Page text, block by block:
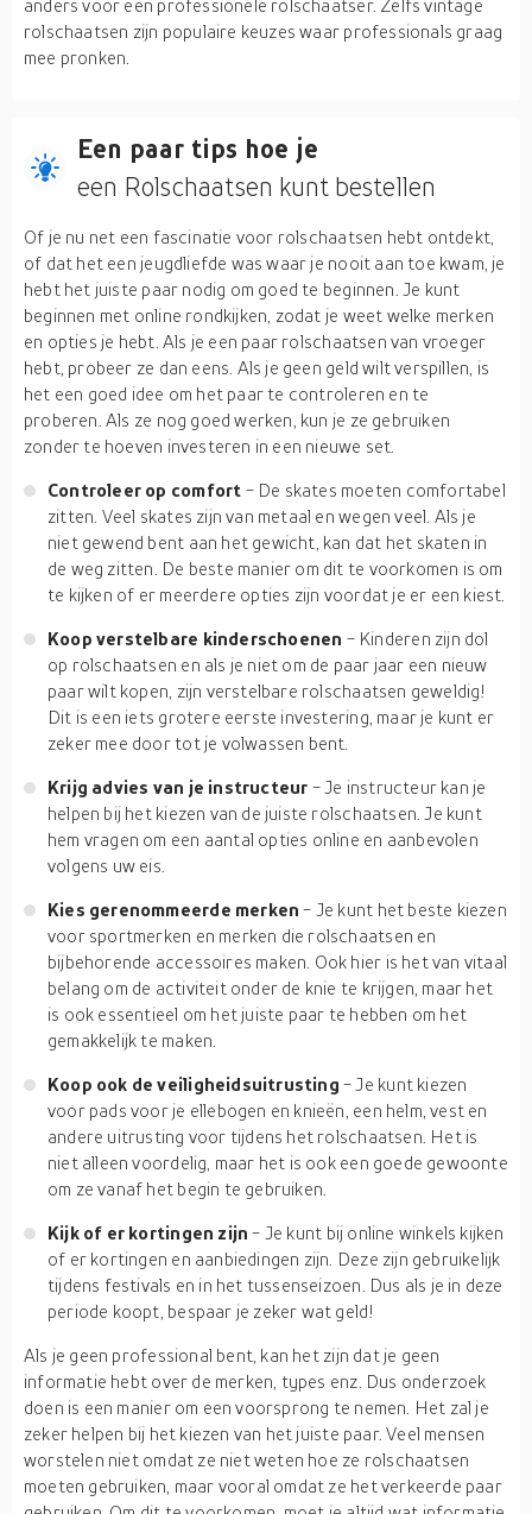
anders voor een professionele rolschaatser. Zelfs vintage
rolschaatsen zijn populaire keuzes waar professionals graag
mee pronken.
Een paar tips hoe je
een Rolschaatsen kunt bestellen
Of je nu net een fascinatie voor rolschaatsen hebt ontdekt,
of dat het een jeugdliefde was waar je nooit aan toe kwam, je
hebt het juiste paar nodig om goed te beginnen. Je kunt
beginnen met online rondkijken, zodat je weet welke merken
en opties je hebt. Als je een paar rolschaatsen van vroeger
hebt, probeer ze dan eens. Als je geen geld wilt verspillen, is
het een goed idee om het paar te controleren en te
proberen. Als ze nog goed werken, kun je ze gebruiken
zonder te hoeven investeren in een nieuwe set.
Controleer op comfort - De skates moeten comfortabel
zitten. Veel skates zijn van metaal en wegen veel. Als je
niet gewend bent aan het gewicht, kan dat het skaten in
de weg zitten. De beste manier om dit te voorkomen is om
te kijken of er meerdere opties zijn voordat je er een kiest.
Koop verstelbare kinderschoenen - Kinderen zijn dol
op rolschaatsen en als je niet om de paar jaar een nieuw
paar wilt kopen, zijn verstelbare rolschaatsen geweldig!
Dit is een iets grotere eerste investering, maar je kunt er
zeker mee door tot je volwassen bent.
Krijg advies van je instructeur - Je instructeur kan je
helpen bij het kiezen van de juiste rolschaatsen. Je kunt
hem vragen om een aantal opties online en aanbevolen
volgens uw eis.
Kies gerenommeerde merken- Je kunt het beste kiezen
voor sportmerken en merken die rolschaatsen en
bijbehorende accessoires maken. Ook hier is het van vitaal
belang om de activiteit onder de knie te krijgen, maar het
is ook essentieel om het juiste paar te hebben om het
gemakkelijk te maken.
Koop ook de veiligheidsuitrusting- Je kunt kiezen
voor pads voor je ellebogen en knieën, een helm, vest en
andere uitrusting voor tijdens het rolschaatsen. Het is
niet alleen voordelig, maar het is ook een goede gewoonte
om ze vanaf het begin te gebruiken.
Kijk of er kortingen zijn- Je kunt bij online winkels kijken
of er kortingen en aanbiedingen zijn. Deze zijn gebruikelijk
tijdens festivals en in het tussenseizoen. Dus als je in deze
periode koopt, bespaar je zeker wat geld!
Als je geen professional bent, kan het zijn dat je geen
informatie hebt over de merken, types enz. Dus onderzoek
doen is een manier om een voorsprong te nemen. Het zal je
zeker helpen bij het kiezen van het juiste paar. Veel mensen
worstelen niet omdat ze niet weten hoe ze rolschaatsen
moeten gebruiken, maar vooral omdat ze het verkeerde paar